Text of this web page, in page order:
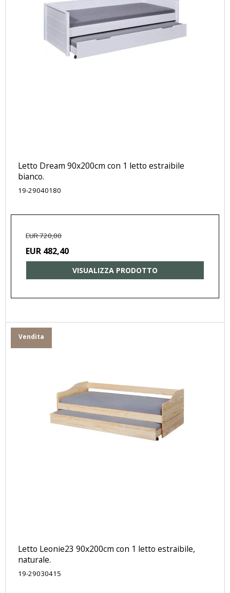
Letto Dream 90x200cm con 1 letto estraibile
bianco.
19-29040180
EUR 720,00
EUR 482,40
VISUALIZZA PRODOTTO
Vendita
Letto Leonie23 90x200cm con 1 letto estraibile,
naturale.
19-29030415